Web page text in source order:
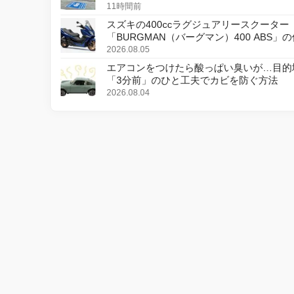
11時間前
スズキの400ccラグジュアリースクーター
「BURGMAN（バーグマン）400 ABS」の
更し、8月18日に発売
2026.08.05
エアコンをつけたら酸っぱい臭いが…目的
「3分前」のひと工夫でカビを防ぐ方法
2026.08.04